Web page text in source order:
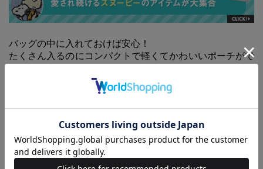
バッグの中に入れておけば安心！
たくさん入るのにコンパクトで軽くてかわいいポーチがで
パカッと大きく開くので入れたものを探しやすく、仕切りがあるのでこ
ーなど、長さのあるものの収納に便利な縦長の形状で、バッグの隙間に
スルッと収まります。
裏地は清潔感のある明るいグリーンで、中身が見やすいカラーです。ピ
ーナッツの女の子たちが、リボンで着飾るキュートなタグデザイン！